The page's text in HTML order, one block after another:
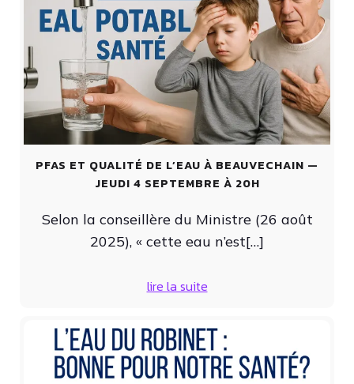
PFAS ET QUALITÉ DE L’EAU À BEAUVECHAIN —
JEUDI 4 SEPTEMBRE À 20H
Selon la conseillère du Ministre (26 août
2025), « cette eau n’est[…]
lire la suite